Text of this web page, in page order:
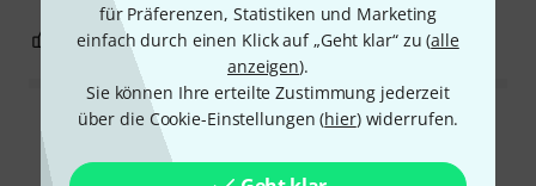
für Präferenzen, Statistiken und Marketing
einfach durch einen Klick auf „Geht klar“ zu (alle
anzeigen).
Sie können Ihre erteilte Zustimmung jederzeit
über die Cookie-Einstellungen (hier) widerrufen.
0 BEWERTUNG MELDEN
Alle Bewertungen lesen